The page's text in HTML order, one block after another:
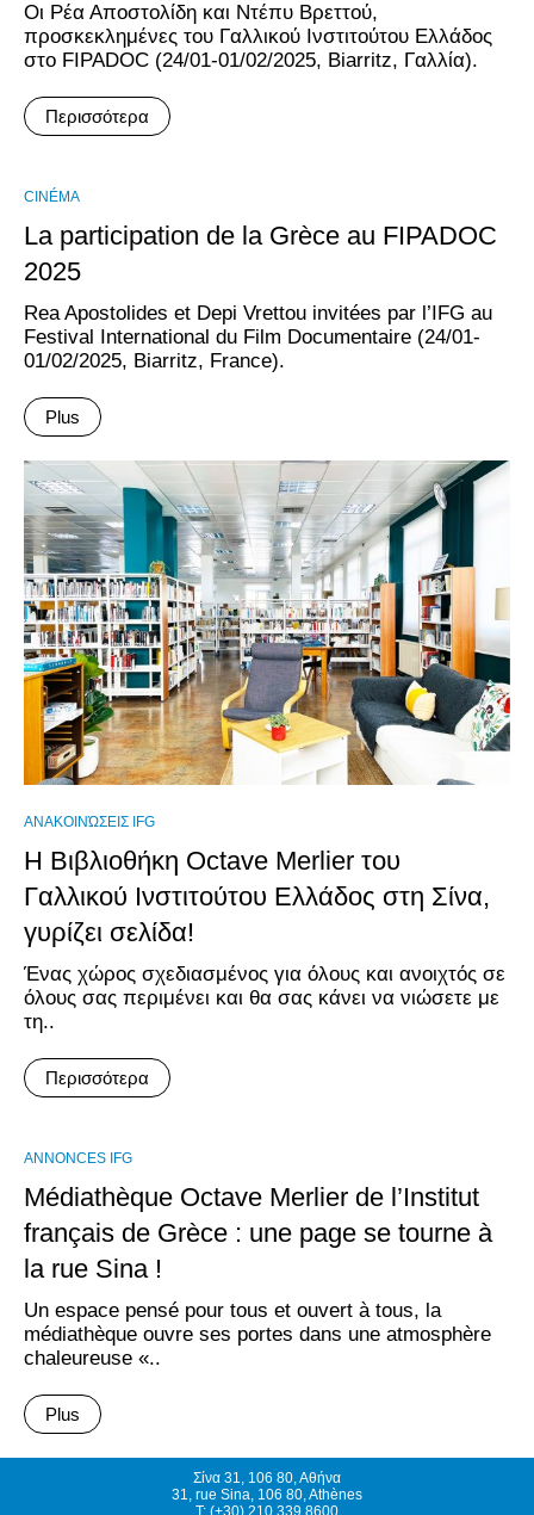
Οι Ρέα Αποστολίδη και Ντέπυ Βρεττού,
προσκεκλημένες του Γαλλικού Ινστιτούτου Ελλάδος
στο FIPADOC (24/01-01/02/2025, Biarritz, Γαλλία).
Περισσότερα
CINÉMA
La participation de la Grèce au FIPADOC
2025
Rea Apostolides et Depi Vrettou invitées par l’IFG au
Festival International du Film Documentaire (24/01-
01/02/2025, Biarritz, France).
Plus
ΑΝΑΚΟΙΝΏΣΕΙΣ IFG
Η Βιβλιοθήκη Octave Merlier του
Γαλλικού Ινστιτούτου Ελλάδος στη Σίνα,
γυρίζει σελίδα!
Ένας χώρος σχεδιασμένος για όλους και ανοιχτός σε
όλους σας περιμένει και θα σας κάνει να νιώσετε με
τη..
Περισσότερα
ANNONCES IFG
Médiathèque Octave Merlier de l’Institut
français de Grèce : une page se tourne à
la rue Sina !
Un espace pensé pour tous et ouvert à tous, la
médiathèque ouvre ses portes dans une atmosphère
chaleureuse «..
Plus
Σίνα 31, 106 80, Αθήνα
31, rue Sina, 106 80, Athènes
T: (+30) 210 339 8600